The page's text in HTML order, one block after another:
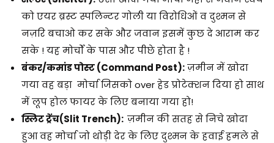
को एयर ब्रस्ट स्पलिन्टर गोली या विरोधिओं व दुश्मन से
नज़रि बचाओ कर सके और जवान इसमें कुछ दे आराम कर
सके ! यह मोर्चों के पास और पीछे होता है !
बंकर/कमांड पोस्ट (Command Post):ज़मीन में खोदा
गया वह बड़ा मोर्चा जिसको over हेड प्रोटेक्शन दिया हो साथ
में लूप होल फायर के लिए बनाया गया हो!
स्लिट ट्रेंच(Slit Trench): ज़मीन की सतह से निचे खोदा
हुआ वह मोर्चा जो थोड़ी देर के लिए दुश्मन के हवाई हमले से